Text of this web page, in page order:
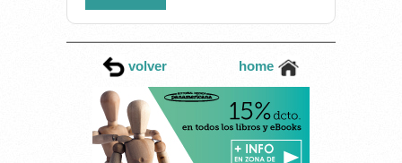
CONVENIO DE SERVICIO DE
FISIOTERAPIA PARA EVENTOS
AYUNTAMIENTO DE VILA-
REAL
volver home